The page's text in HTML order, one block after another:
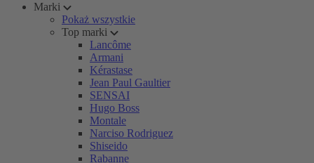
Marki
Pokaż wszystkie
Top marki
Lancôme
Armani
Kérastase
Jean Paul Gaultier
SENSAI
Hugo Boss
Montale
Narciso Rodriguez
Shiseido
Rabanne